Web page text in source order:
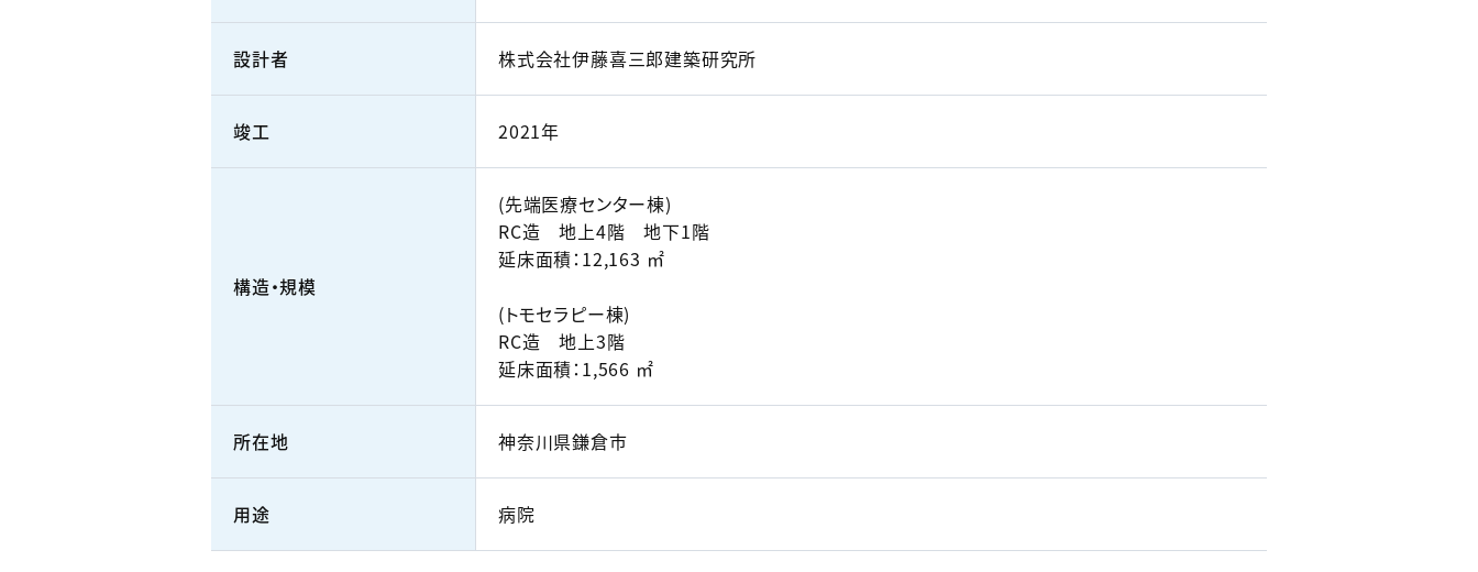
設計者 株式会社伊藤喜三郎建築研究所
竣工 2021年
構造・規模
(先端医療センター棟)
RC造 地上4階 地下1階
延床面積：12,163 ㎡
(トモセラピー棟)
RC造 地上3階
延床面積：1,566 ㎡
所在地 神奈川県鎌倉市
用途 病院